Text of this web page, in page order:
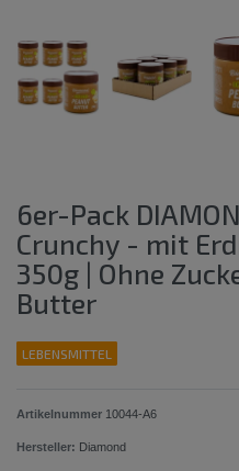
6er-Pack
Crunchy - mit
350g | Ohne
Butter
LEBENSMITTEL
Artikelnummer 10044-A6
Hersteller: Diamond